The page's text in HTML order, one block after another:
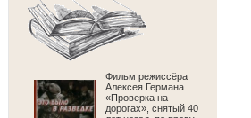
Фильм режиссёра
Алексея Германа
«Проверка на
дорогах», снятый 40